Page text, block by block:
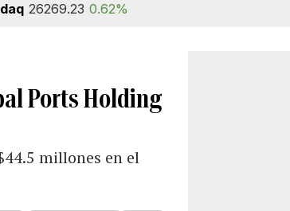
26269.23 0.62%
Ports Holding
millones en el